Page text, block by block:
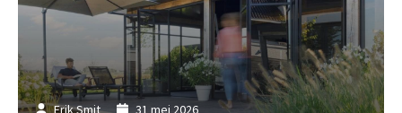
Erik Smit 31 mei 2026